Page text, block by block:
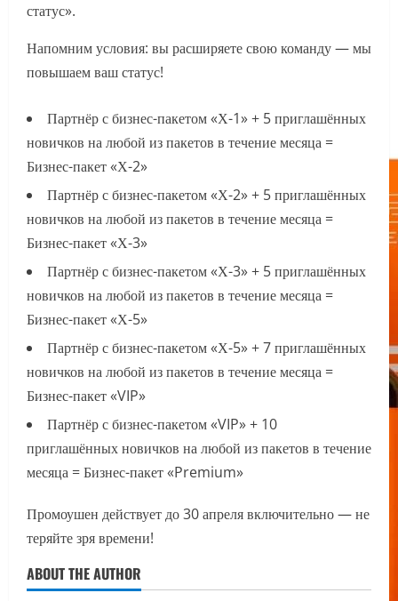
статус».
Напомним условия: вы расширяете свою команду — мы
повышаем ваш статус!
Партнёр с бизнес-пакетом «Х-1» + 5 приглашённых
новичков на любой из пакетов в течение месяца =
Бизнес-пакет «Х-2»
Партнёр с бизнес-пакетом «Х-2» + 5 приглашённых
новичков на любой из пакетов в течение месяца =
Бизнес-пакет «Х-3»
Партнёр с бизнес-пакетом «Х-3» + 5 приглашённых
новичков на любой из пакетов в течение месяца =
Бизнес-пакет «Х-5»
Партнёр с бизнес-пакетом «Х-5» + 7 приглашённых
новичков на любой из пакетов в течение месяца =
Бизнес-пакет «VIP»
Партнёр с бизнес-пакетом «VIP» + 10
приглашённых новичков на любой из пакетов в течение
месяца = Бизнес-пакет «Premium»
Промоушен действует до 30 апреля включительно — не
теряйте зря времени!
ABOUT THE AUTHOR